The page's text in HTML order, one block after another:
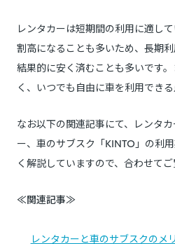
レンタカーは短期間の利用に適し
割高になることも多いため、長期
結果的に安く済むことも多いです
く、いつでも自由に車を利用でき
なお以下の関連記事にて、レンタ
ー、車のサブスク「KINTO」の利
く解説していますので、合わせてご
≪関連記事≫
レンタカーと車のサブスクのメ